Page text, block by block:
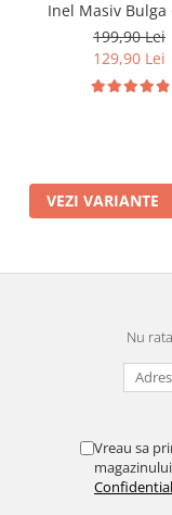
Inel Masiv Bulga
199,90 Lei
129,90 Lei
VEZI VARIANTE
Nu
Vreau sa